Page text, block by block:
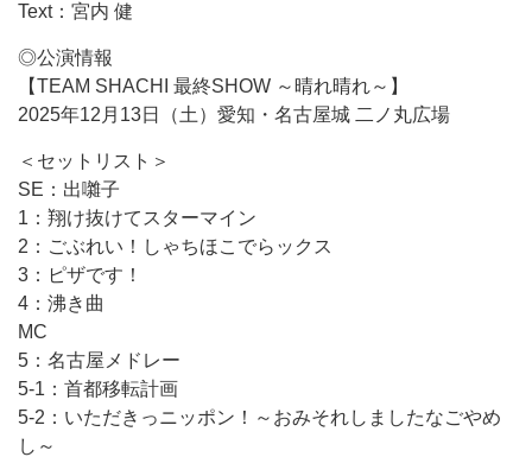
Text：宮内 健
◎公演情報
【TEAM SHACHI 最終SHOW ～晴れ晴れ～】
2025年12月13日（土）愛知・名古屋城 二ノ丸広場
＜セットリスト＞
SE：出囃子
1：翔け抜けてスターマイン
2：ごぶれい！しゃちほこでらックス
3：ピザです！
4：沸き曲
MC
5：名古屋メドレー
5-1：首都移転計画
5-2：いただきっニッポン！～おみそれしましたなごやめ
し～